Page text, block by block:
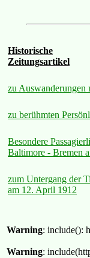
Historische
Zeitungsartikel
zu Auswanderungen
zu berühmten
Besondere
Baltimore - Bremen
zum Untergang der
am 12. April 1912
Warning: include():
Warning: